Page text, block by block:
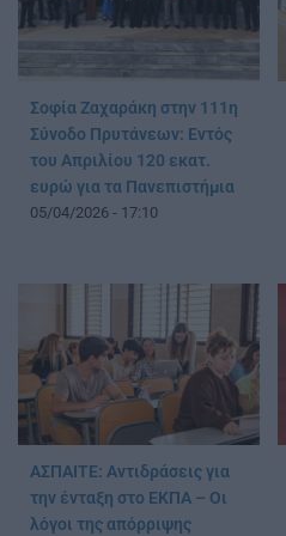
Σοφία Ζαχαράκη στην 111η
Σύνοδο Πρυτάνεων: Εντός
του Απριλίου 120 εκατ.
ευρώ για τα Πανεπιστήμια
05/04/2026 - 17:10
ΑΣΠΑΙΤΕ: Αντιδράσεις για
την ένταξη στο ΕΚΠΑ – Οι
λόγοι της απόρριψης